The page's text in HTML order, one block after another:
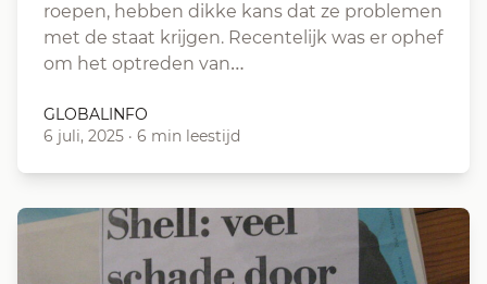
roepen, hebben dikke kans dat ze problemen
met de staat krijgen. Recentelijk was er ophef
om het optreden van…
GLOBALINFO
6 juli, 2025 · 6 min leestijd